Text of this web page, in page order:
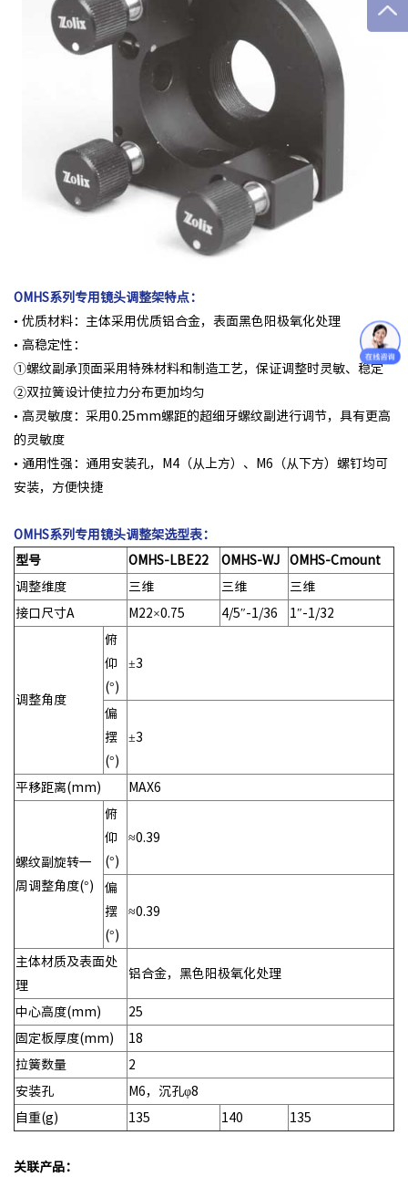
OMHS系列专用镜头调整架特点：
• 优质材料：主体采用优质铝合金，表面黑色阳极氧化处理
• 高稳定性：
①螺纹副承顶面采用特殊材料和制造工艺，保证调整时灵敏、稳定
②双拉簧设计使拉力分布更加均匀
• 高灵敏度：采用0.25mm螺距的超细牙螺纹副进行调节，具有更高
的灵敏度
• 通用性强：通用安装孔，M4（从上方）、M6（从下方）螺钉均可
安装，方便快捷
OMHS系列专用镜头调整架选型表：
型号
OMHS-LBE22 OMHS-WJ OMHS-Cmount
调整维度 三维 三维 三维
接口尺寸A M22×0.75 4/5″-1/36 1″-1/32
调整角度
俯
仰
(°)
±3
偏
摆
(°)
±3
平移距离(mm) MAX6
螺纹副旋转一
周调整角度(°)
俯
仰
(°)
≈0.39
偏
摆
(°)
≈0.39
主体材质及表面处
理
铝合金，黑色阳极氧化处理
中心高度(mm) 25
固定板厚度(mm) 18
拉簧数量 2
安装孔 M6，沉孔φ8
自重(g) 135 140 135
关联产品：